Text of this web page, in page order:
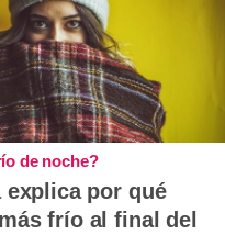
de noche?
explica por qué
frío al final del